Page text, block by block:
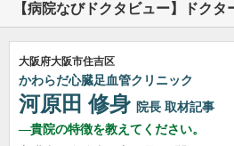
【病院なびドクタビュー】ドクタ
大阪府大阪市住吉区
かわらだ心臓足血管クリニック
河原田 修身 院長 取材記事
貴院の特徴を教えてください。